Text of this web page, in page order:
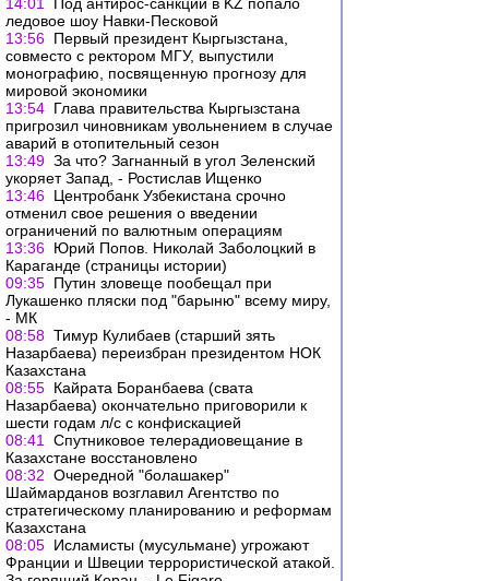
ледовое шоу Навки-Песковой
13:56 Первый президент Кыргызстана,
совместо с ректором МГУ, выпустили
монографию, посвященную прогнозу для
мировой экономики
13:54 Глава правительства Кыргызстана
пригрозил чиновникам увольнением в случае
аварий в отопительный сезон
13:49 За что? Загнанный в угол Зеленский
укоряет Запад, - Ростислав Ищенко
13:46 Центробанк Узбекистана срочно
отменил свое решения о введении
ограничений по валютным операциям
13:36 Юрий Попов. Николай Заболоцкий в
Караганде (страницы истории)
09:35 Путин зловеще пообещал при
Лукашенко пляски под "барыню" всему миру,
- МК
08:58 Тимур Кулибаев (cтарший зять
Назарбаева) переизбран президентом НОК
Казахстана
08:55 Кайрата Боранбаева (свата
Назарбаева) окончательно приговорили к
шести годам л/с с конфискацией
08:41
Спутниковое телерадиовещание в
Казахстане восстановлено
08:32 Очередной "болашакер"
Шаймарданов возглавил Агентство по
стратегическому планированию и реформам
Казахстана
08:05 Исламисты (мусульмане) угрожают
Франции и Швеции террористической атакой.